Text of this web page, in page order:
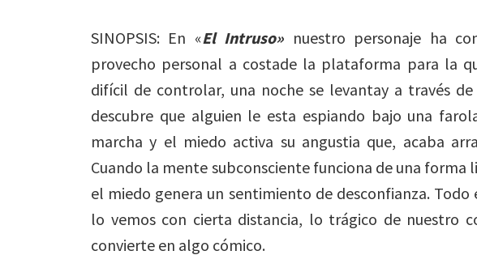
SINOPSIS: En «El Intruso» nuestro personaje ha
provecho personal a costade la plataforma para la
difícil de controlar, una noche se levantay a través
descubre que alguien le esta espiando bajo una
marcha y el miedo activa su angustia que, acaba
Cuando la mente subconsciente funciona de una forma
el miedo genera un sentimiento de desconfianza.
lo vemos con cierta distancia, lo trágico de nuestro
convierte en algo cómico.